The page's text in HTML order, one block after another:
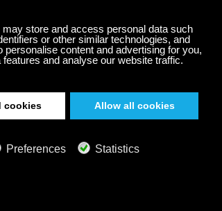
是独一无二的艺术家，平静广播
这里，您可以免费收听此频道和许多